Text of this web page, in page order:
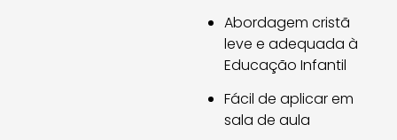
Abordagem cristã
leve e adequada à
Educação Infantil
Fácil de aplicar em
sala de aula